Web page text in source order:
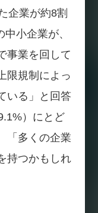
企業が約8割
小企業が、
事業を回して
限規制によっ
いる」と回答
）にとど
「多くの企業
持つかもしれ